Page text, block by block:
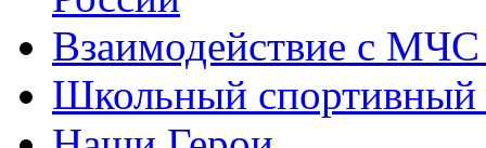
Взаимодействие с
Школьный